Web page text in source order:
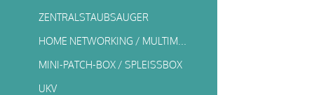
ZENTRALSTAUBSAUGER
MINI-PATCH-BOX / SPLEISSBOX
UKV